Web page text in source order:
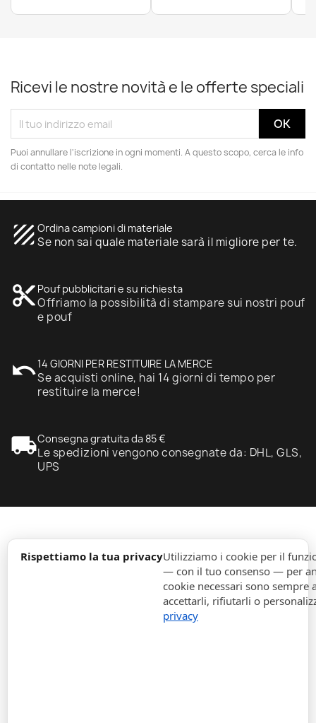
Rispettiamo la tua privacyUtilizziamo i cookie per il
— con il tuo consenso — per
cookie necessari sono
accettarli, rifiutarli o
privacy
Ricevi le nostre novità e le offerte speciali
Puoi annullare l'iscrizione in ogni momenti. A questo scopo, cerca le info
di contatto nelle note legali.
texture Ordina campioni di materiale
Se non sai quale materiale sarà il migliore per te.
content_cut Pouf pubblicitari e su richiesta
Offriamo la possibilità di stampare sui nostri pouf
e pouf
undo14 GIORNI PER RESTITUIRE LA MERCE
Se acquisti online, hai 14 giorni di tempo per
restituire la merce!
local_shippingConsegna gratuita da 85 €
Le spedizioni vengono consegnate da: DHL, GLS,
UPS
expand_more
expand_more